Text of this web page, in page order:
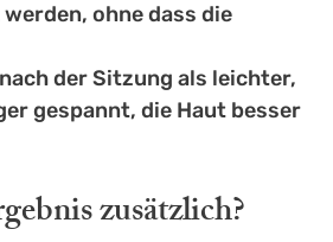
ohne dass die
der Sitzung als leichter,
gespannt, die Haut besser
zusätzlich?